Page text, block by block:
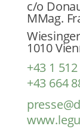
c/o
MMag.
1010
+43 1
+43 664